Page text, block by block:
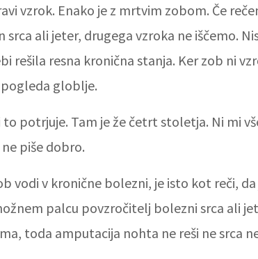
vzrok. Enako je z mrtvim zobom. Če
srca ali jeter, drugega vzroka ne iščemo.
rešila resna kronična stanja. Ker zob ni
globlje.
potrjuje. Tam je že četrt stoletja. Ni mi
piše dobro.
vodi v kronične bolezni, je isto kot reči,
palcu povzročitelj bolezni srca ali
toda amputacija nohta ne reši ne srca